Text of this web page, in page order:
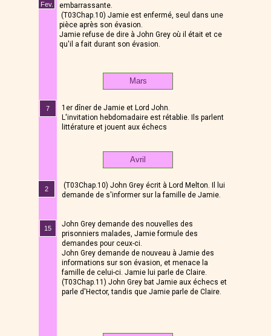
embarrassante.
(T03Chap.10) Jamie est enfermé, seul dans une
pièce après son évasion.
Jamie refuse de dire à John Grey où il était et ce
qu'il a fait durant son évasion.
Fev.
7
1er dîner de Jamie et Lord John.
L'invitation hebdomadaire est rétablie. Ils parlent
littérature et jouent aux échecs
Mars
Avril
(T03Chap.10) John Grey écrit à Lord Melton. Il lui
demande de s'informer sur la famille de Jamie.
2
15
John Grey demande des nouvelles des
prisonniers malades, Jamie formule des
demandes pour ceux-ci.
John Grey demande de nouveau à Jamie des
informations sur son évasion, et menace la
famille de celui-ci. Jamie lui parle de Claire.
(T03Chap.11) John Grey bat Jamie aux échecs et
parle d'Hector, tandis que Jamie parle de Claire.